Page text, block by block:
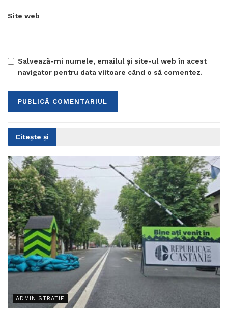
Site web
Salvează-mi numele, emailul și site-ul web în acest
navigator pentru data viitoare când o să comentez.
Citește și
ADMINISTRATIE